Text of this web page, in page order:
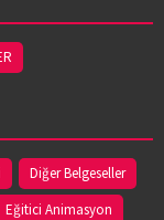
Diğer Belgeseller
Eğitici Animasyon